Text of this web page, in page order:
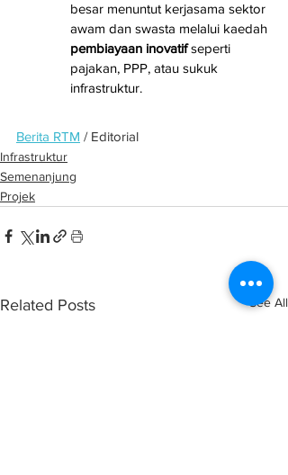
besar menuntut kerjasama sektor
awam dan swasta melalui kaedah
pembiayaan inovatif seperti
pajakan, PPP, atau sukuk
infrastruktur.
Berita RTM / Editorial
Infrastruktur
Semenanjung
Projek
Related Posts See All